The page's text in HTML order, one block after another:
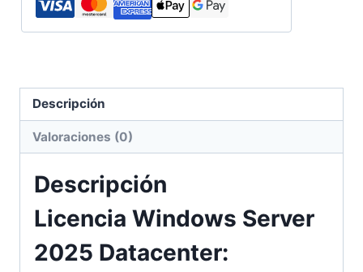
cantidad
Descripción
Valoraciones (0)
Descripción
Licencia Windows Server
2025 Datacenter: